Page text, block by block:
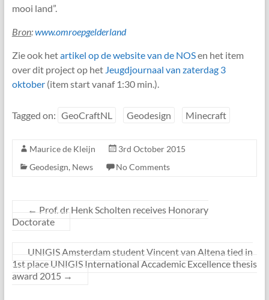
mooi land”.
Bron:www.omroepgelderland
Zie ook hetartikel op de website van de NOSen het item
over dit project op het Jeugdjournaal van zaterdag 3
oktober(item start vanaf 1:30 min.).
Tagged on: GeoCraftNL Geodesign Minecraft
Maurice de Kleijn
3rd October 2015
Geodesign, News No Comments
← Prof. dr Henk Scholten receives Honorary
Doctorate
UNIGIS Amsterdam student Vincent van Altena tied in
1st place UNIGIS International Accademic Excellence thesis
award 2015 →